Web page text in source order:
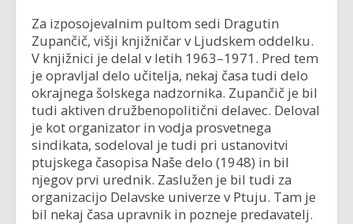
Za izposojevalnim pultom sedi Dragutin
Zupančič, višji knjižničar v Ljudskem oddelku.
V knjižnici je delal v letih 1963–1971. Pred tem
je opravljal delo učitelja, nekaj časa tudi delo
okrajnega šolskega nadzornika. Zupančič je bil
tudi aktiven družbenopolitični delavec. Deloval
je kot organizator in vodja prosvetnega
sindikata, sodeloval je tudi pri ustanovitvi
ptujskega časopisa Naše delo (1948) in bil
njegov prvi urednik. Zaslužen je bil tudi za
organizacijo Delavske univerze v Ptuju. Tam je
bil nekaj časa upravnik in pozneje predavatelj.